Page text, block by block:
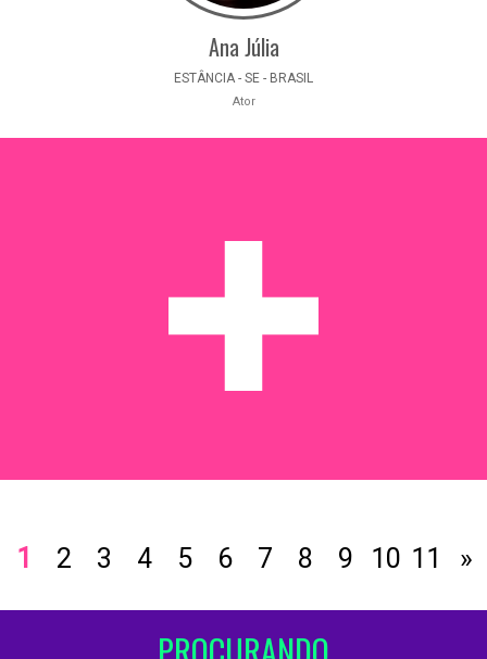
Ana Júlia
ESTÂNCIA - SE - BRASIL
Ator
1 2 3 4 5 6 7 8 9 10 11 »